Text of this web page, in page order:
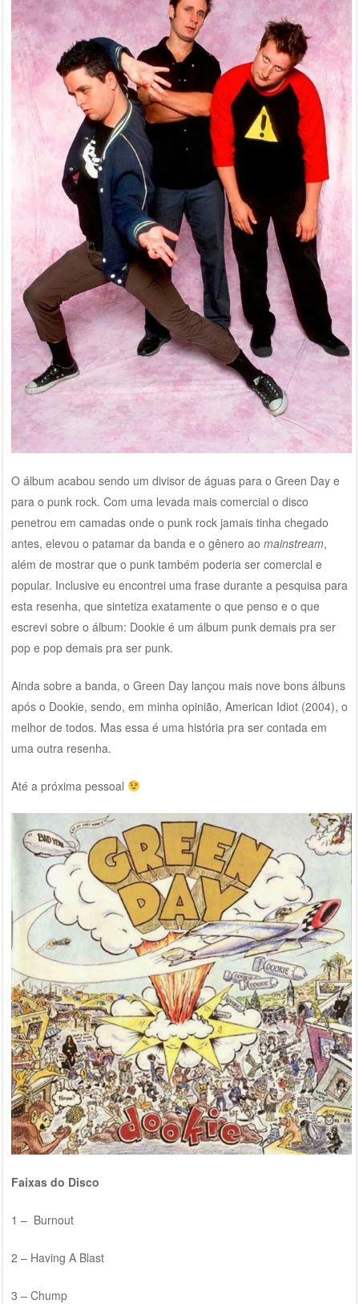
O álbum acabou sendo um divisor de águas para o Green Day e
para o punk rock. Com uma levada mais comercial o disco
penetrou em camadas onde o punk rock jamais tinha chegado
antes, elevou o patamar da banda e o gênero ao mainstream,
além de mostrar que o punk também poderia ser comercial e
popular. Inclusive eu encontrei uma frase durante a pesquisa para
esta resenha, que sintetiza exatamente o que penso e o que
escrevi sobre o álbum: Dookie é um álbum punk demais pra ser
pop e pop demais pra ser punk.
Ainda sobre a banda, o Green Day lançou mais nove bons álbuns
após o Dookie, sendo, em minha opinião, American Idiot (2004), o
melhor de todos. Mas essa é uma história pra ser contada em
uma outra resenha.
Até a próxima pessoal
Faixas do Disco
1 – Burnout
2 – Having A Blast
3 – Chump